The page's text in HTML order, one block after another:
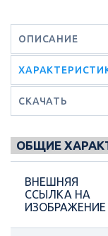
ОПИСАНИЕ
СКАЧАТЬ
ОБЩИЕ
ВНЕШНЯЯ
ССЫЛКА НА
ИЗОБРАЖЕНИЕ